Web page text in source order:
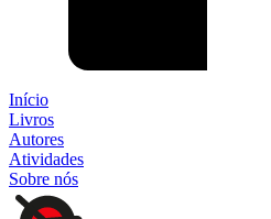
Início
Livros
Autores
Atividades
Sobre nós